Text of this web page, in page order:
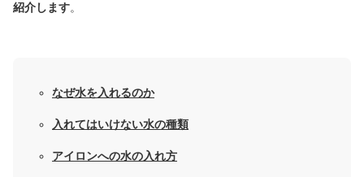
紹介します。
なぜ水を入れるのか
入れてはいけない水の種類
アイロンへの水の入れ方